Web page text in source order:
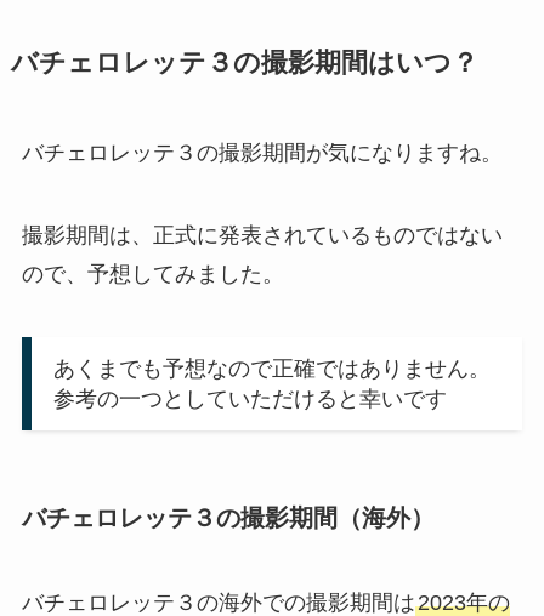
バチェロレッテ３の撮影期間はいつ？
バチェロレッテ３の撮影期間が気になりますね。
撮影期間は、正式に発表されているものではない
ので、予想してみました。
あくまでも予想なので正確ではありません。
参考の一つとしていただけると幸いです
バチェロレッテ３の撮影期間（海外）
バチェロレッテ３の海外での撮影期間は2023年の